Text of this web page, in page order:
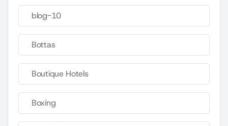
blog-10
Bottas
Boutique Hotels
Boxing